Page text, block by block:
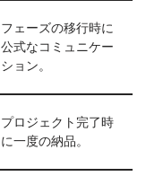
フェーズの移行時に
公式なコミュニケー
ション。
プロジェクト完了時
に一度の納品。